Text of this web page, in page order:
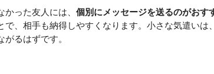
かった友人には、 個別にメッセージを送るのがおす
で、相手も納得しやすくなります。小さな気遣いは
がるはずです。